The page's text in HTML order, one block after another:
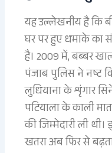
यह उल्लेखनीय है कि
घर पर हुए धमाके का
है। 2009 में, बब्बर
पंजाब पुलिस ने नष्ट
लुधियाना के शृंगार
पटियाला के काली
की जिम्मेदारी ली
खतरा अब फिर से